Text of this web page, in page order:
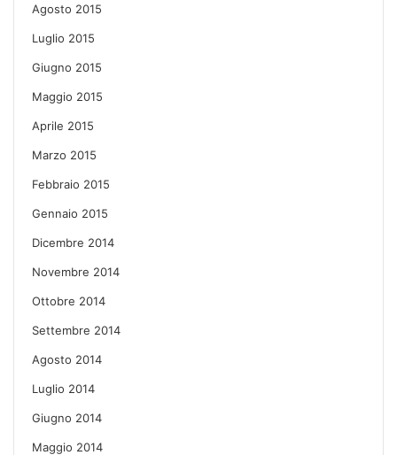
Agosto 2015
Luglio 2015
Giugno 2015
Maggio 2015
Aprile 2015
Marzo 2015
Febbraio 2015
Gennaio 2015
Dicembre 2014
Novembre 2014
Ottobre 2014
Settembre 2014
Agosto 2014
Luglio 2014
Giugno 2014
Maggio 2014